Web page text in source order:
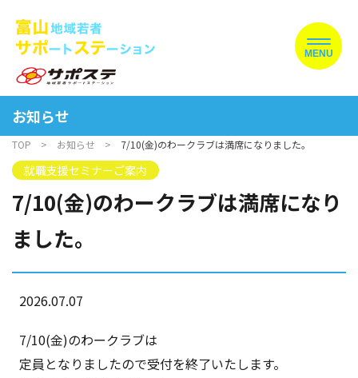
MENU
お知らせ
TOP お知らせ 7/10(金)のわークラブは満席になりました。
就職支援セミナーご案内
7/10(金)のわークラブは満席になり
ました。
2026.07.07
7/10(金)のわークラブは
定員となりましたので受付を終了いたします。